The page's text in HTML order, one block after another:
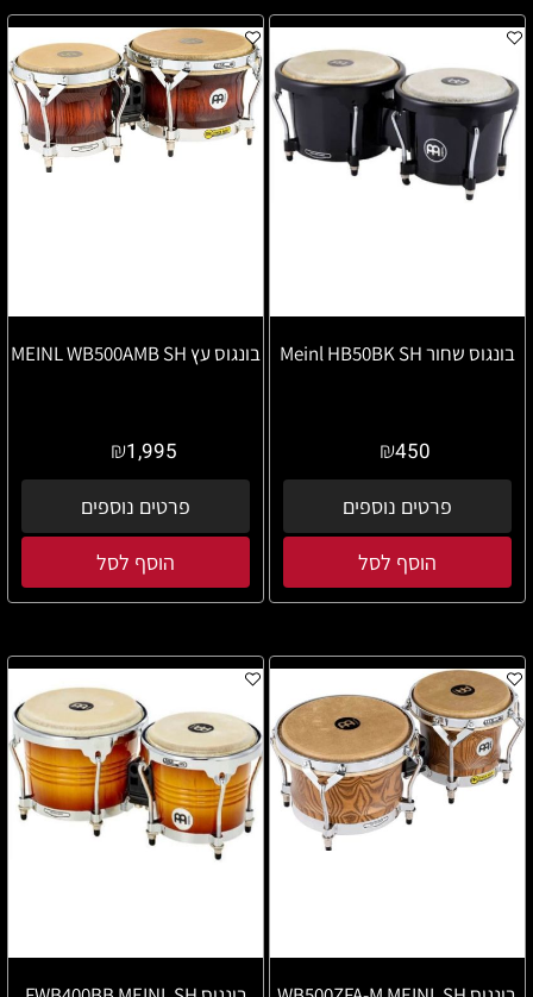
בונגוס שחור Meinl HB50BK SH
₪450
פרטים נוספים
הוסף לסל
בונגוס עץ MEINL WB500AMB SH
₪1,995
פרטים נוספים
הוסף לסל